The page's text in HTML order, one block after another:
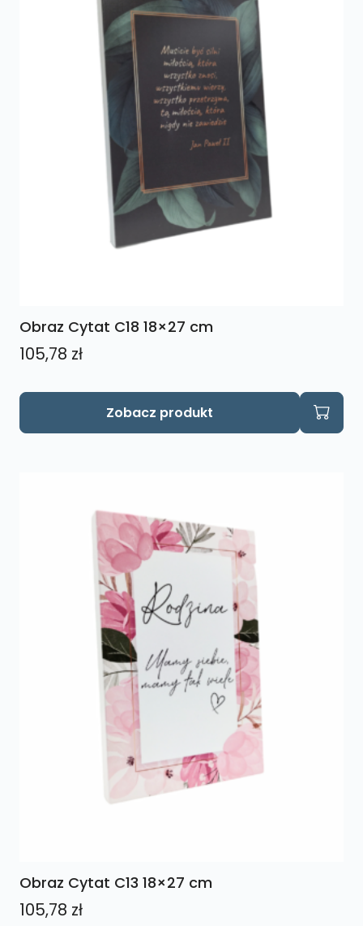
Obraz Cytat C18 18×27 cm
105,78 zł
Zobacz produkt
Obraz Cytat C13 18×27 cm
105,78 zł